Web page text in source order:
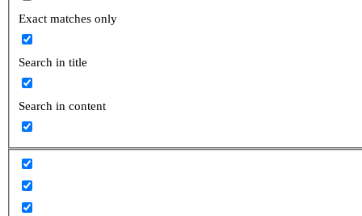
search
Exact matches only
Search in title
Search in content